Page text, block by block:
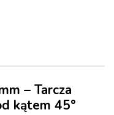
– Tarcza
kątem 45°